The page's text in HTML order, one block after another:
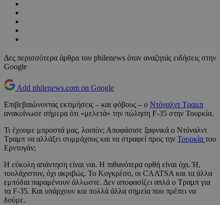
Δες περισσότερα άρθρα του philenews όταν αναζητάς ειδήσεις στην
Google
Add philenews.com on Google
Επιβεβαιώνοντας εκτιμήσεις – και φόβους – ο Ντόναλντ Τραμπ
ανακοίνωσε σήμερα ότι «μελετά» την πώληση F-35 στην Τουρκία.
Τι έχουμε μπροστά μας, λοιπόν; Αποφάσισε ξαφνικά ο Ντόναλντ
Τραμπ να αλλάξει συμμάχους και να στραφεί προς την Τουρκία του
Ερντογάν;
Η εύκολη απάντηση είναι ναι. Η πιθανότερα ορθή είναι όχι. Ή,
τουλάχιστον, όχι ακριβώς. Το Κογκρέσο, οι CAATSA και τα άλλα
εμπόδια παραμένουν άλλωστε. Δεν αποφασίζει απλά ο Τραμπ για
τα F-35. Και υπάρχουν και πολλά άλλα σημεία που πρέπει να
δούμε.